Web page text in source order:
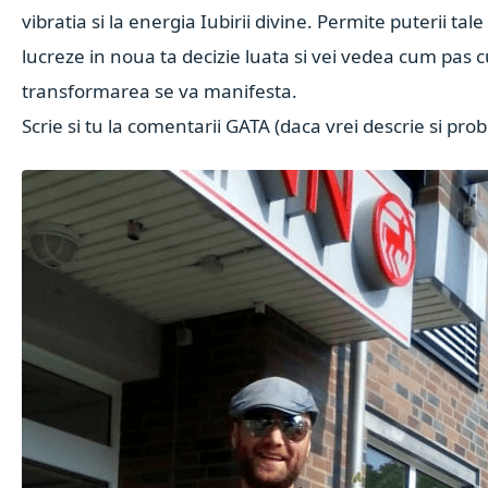
vibratia si la energia Iubirii divine. Permite puterii
lucreze in noua ta decizie luata si vei vedea cum pas
transformarea se va manifesta.
Scrie si tu la comentarii GATA (daca vrei descrie si